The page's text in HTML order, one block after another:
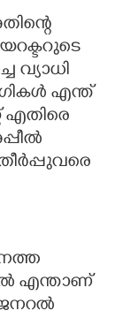
വ്യാധി
എന്ത്
എതിരെ
എന്താണ്
ജനറൽ